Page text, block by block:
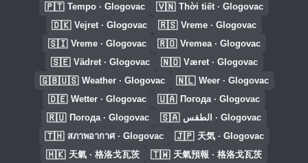
🇵🇹 Tempo · Glogovac 🇻🇳 Thời tiết · Glogovac
🇩🇰 Vejret · Glogovac 🇷🇸 Vreme · Glogovac
🇸🇮 Vreme · Glogovac 🇷🇴 Vremea · Glogovac
🇸🇪 Vädret · Glogovac 🇳🇴 Været · Glogovac
🇬🇧🇺🇸 Weather · Glogovac 🇳🇱 Weer · Glogovac
🇩🇪 Wetter · Glogovac 🇺🇦 Погода · Glogovac
🇷🇺 Погода · Glogovac 🇸🇦 الطقس · Glogovac
🇹🇭 สภาพอากาศ · Glogovac 🇯🇵 天気 · Glogovac
🇭🇰 天氣 · 格洛戈瓦茨 🇹🇼 天氣預報 · 格洛戈瓦茨